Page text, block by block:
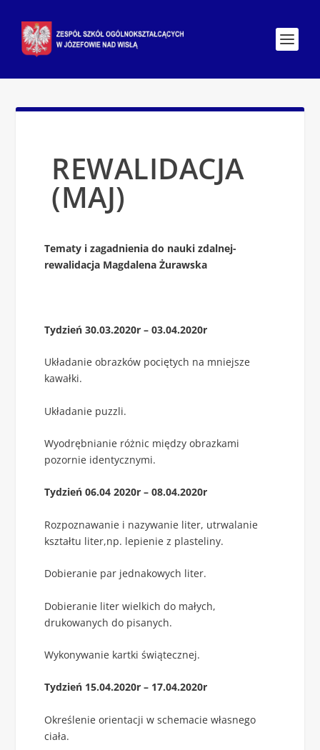
REWALIDACJA
(MAJ)
Tematy i zagadnienia do nauki zdalnej-
rewalidacja Magdalena Żurawska
Tydzień 30.03.2020r – 03.04.2020r
Układanie obrazków pociętych na mniejsze
kawałki.
Układanie puzzli.
Wyodrębnianie różnic między obrazkami
pozornie identycznymi.
Tydzień 06.04 2020r – 08.04.2020r
Rozpoznawanie i nazywanie liter, utrwalanie
kształtu liter,np. lepienie z plasteliny.
Dobieranie par jednakowych liter.
Dobieranie liter wielkich do małych,
drukowanych do pisanych.
Wykonywanie kartki świątecznej.
Tydzień 15.04.2020r – 17.04.2020r
Określenie orientacji w schemacie własnego
ciała.